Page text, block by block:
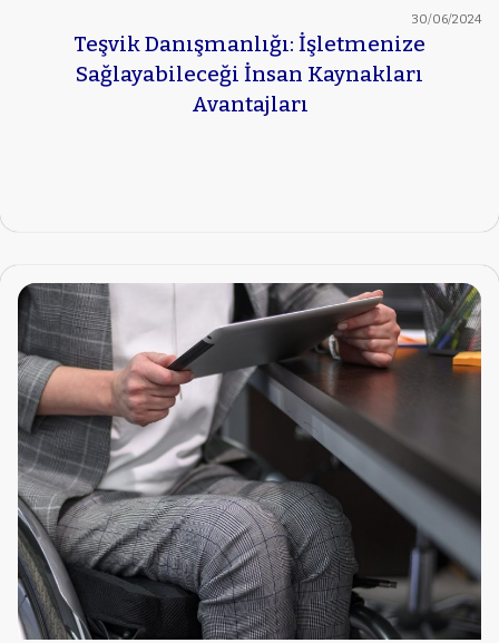
30/06/2024
Teşvik Danışmanlığı: İşletmenize
Sağlayabileceği İnsan Kaynakları
Avantajları